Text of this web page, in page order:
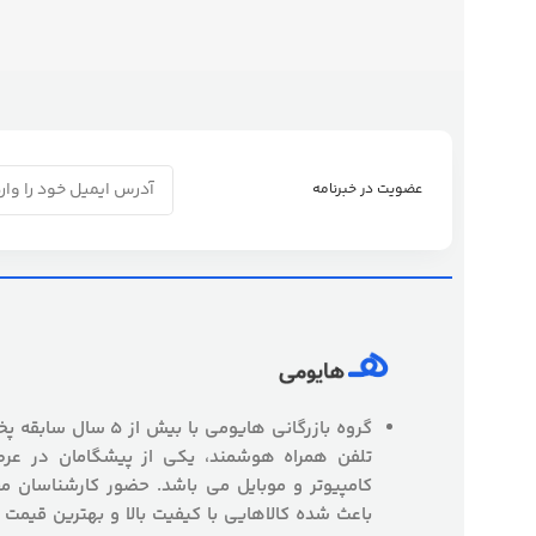
عضویت در خبرنامه
گروه بازرگانی
تلفن همراه هوشمند، یکی از پیشگامان در
کامپیوتر و موبایل می باشد. حضور
باعث شده کالاهایی با کیفیت بالا و بهترین